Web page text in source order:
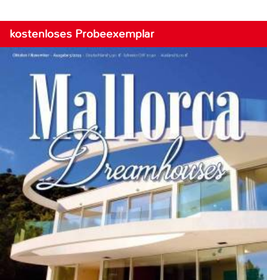
kostenloses Probeexemplar